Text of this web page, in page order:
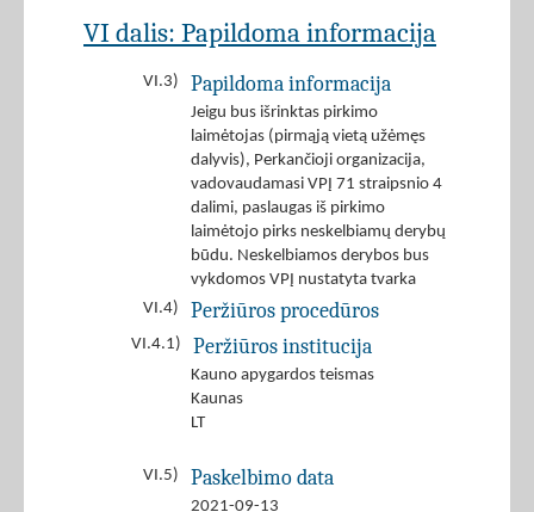
VI dalis: Papildoma informacija
VI.3) Papildoma informacija
Jeigu bus išrinktas pirkimo
laimėtojas (pirmąją vietą užėmęs
dalyvis), Perkančioji organizacija,
vadovaudamasi VPĮ 71 straipsnio 4
dalimi, paslaugas iš pirkimo
laimėtojo pirks neskelbiamų derybų
būdu. Neskelbiamos derybos bus
vykdomos VPĮ nustatyta tvarka
VI.4)
Peržiūros procedūros
VI.4.1) Peržiūros institucija
Kauno apygardos teismas
Kaunas
LT
VI.5) Paskelbimo data
2021-09-13